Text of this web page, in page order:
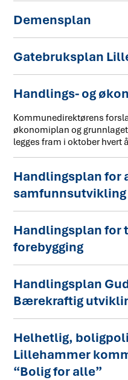
Demensplan
Gatebruksplan
Handlings- og
Kommunedirektørens
økonomiplan og
legges fram i oktober hvert
Handlingsplan for
Handlingsplan for
forebygging
Handlingsplan
Bærekraftig
Helhetlig,
Lillehammer
“Bolig for alle”